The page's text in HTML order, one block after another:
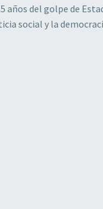
años del golpe de
social y la